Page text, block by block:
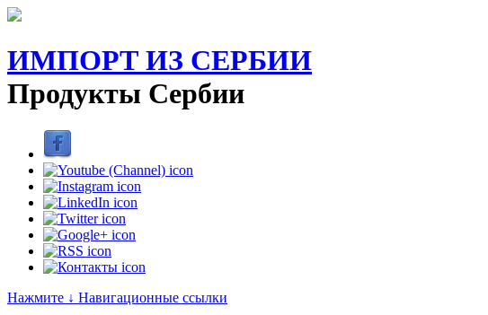
ИМПОРТ ИЗ СЕРБИИ
Продукты Сербии
Нажмите ↓ Навигационные ссылки